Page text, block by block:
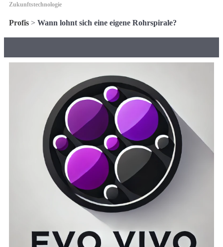
Zukunftstechnologie
Profis > Wann lohnt sich eine eigene Rohrspirale?